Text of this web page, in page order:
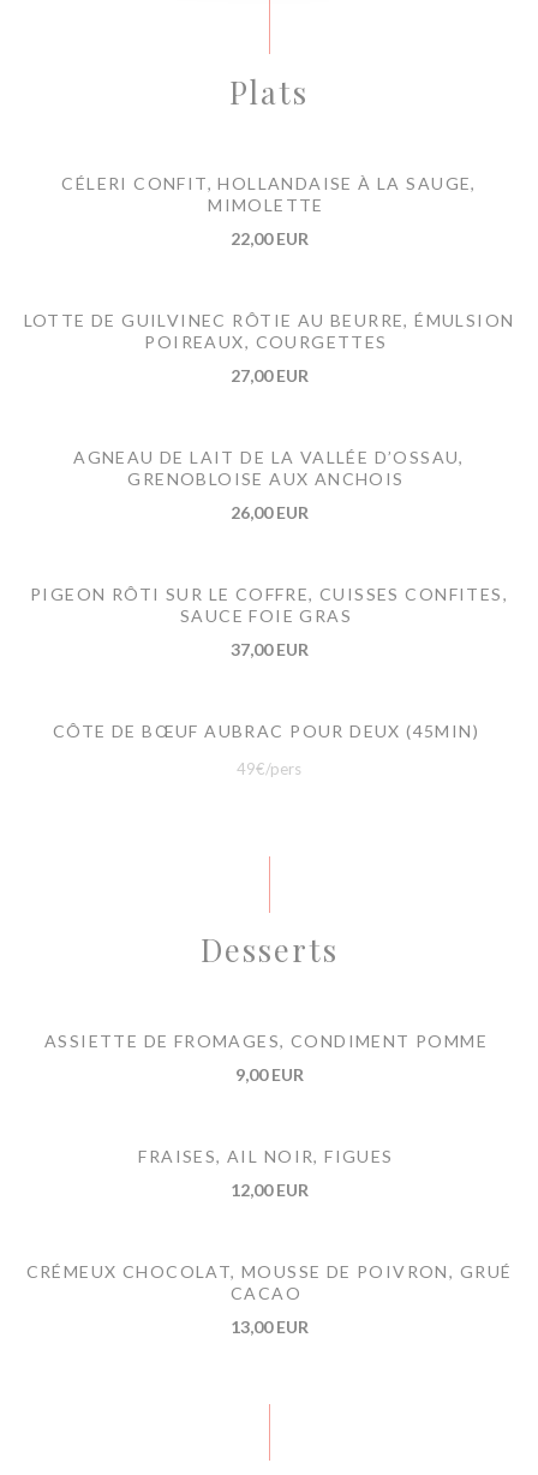
Plats
CÉLERI CONFIT, HOLLANDAISE À LA SAUGE,
MIMOLETTE
22,00 EUR
LOTTE DE GUILVINEC RÔTIE AU BEURRE, ÉMULSION
POIREAUX, COURGETTES
27,00 EUR
AGNEAU DE LAIT DE LA VALLÉE D’OSSAU,
GRENOBLOISE AUX ANCHOIS
26,00 EUR
PIGEON RÔTI SUR LE COFFRE, CUISSES CONFITES,
SAUCE FOIE GRAS
37,00 EUR
CÔTE DE BŒUF AUBRAC POUR DEUX (45MIN)
49€/pers
Desserts
ASSIETTE DE FROMAGES, CONDIMENT POMME
9,00 EUR
FRAISES, AIL NOIR, FIGUES
12,00 EUR
CRÉMEUX CHOCOLAT, MOUSSE DE POIVRON, GRUÉ
CACAO
13,00 EUR